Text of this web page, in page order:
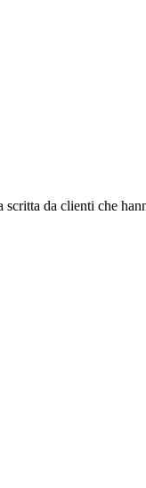
da clienti che